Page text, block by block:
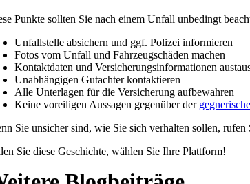
Punkte sollten Sie nach einem Unfall unbedingt
Unfallstelle absichern und ggf. Polizei informieren
Fotos vom Unfall und Fahrzeugschäden machen
Kontaktdaten und Versicherungsinformationen
Unabhängigen Gutachter kontaktieren
Alle Unterlagen für die Versicherung aufbewahren
Keine voreiligen Aussagen gegenüber der
Sie unsicher sind, wie Sie sich verhalten sollen,
Sie diese Geschichte, wählen Sie Ihre Plattform!